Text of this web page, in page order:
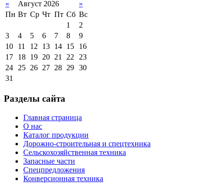
« Август 2026
»
Пн Вт Ср Чт Пт Сб Вс
1
2
3
4 5 6 7 8
9
10
11 12 13 14 15
16
17
18 19 20 21 22 23
24 25 26 27 28 29 30
31
Разделы сайта
Главная страница
О нас
Каталог продукции
Дорожно-строительная и спецтехника
Сельскохозяйственная техника
Запасные части
Спецпредложения
Конверсионная техника